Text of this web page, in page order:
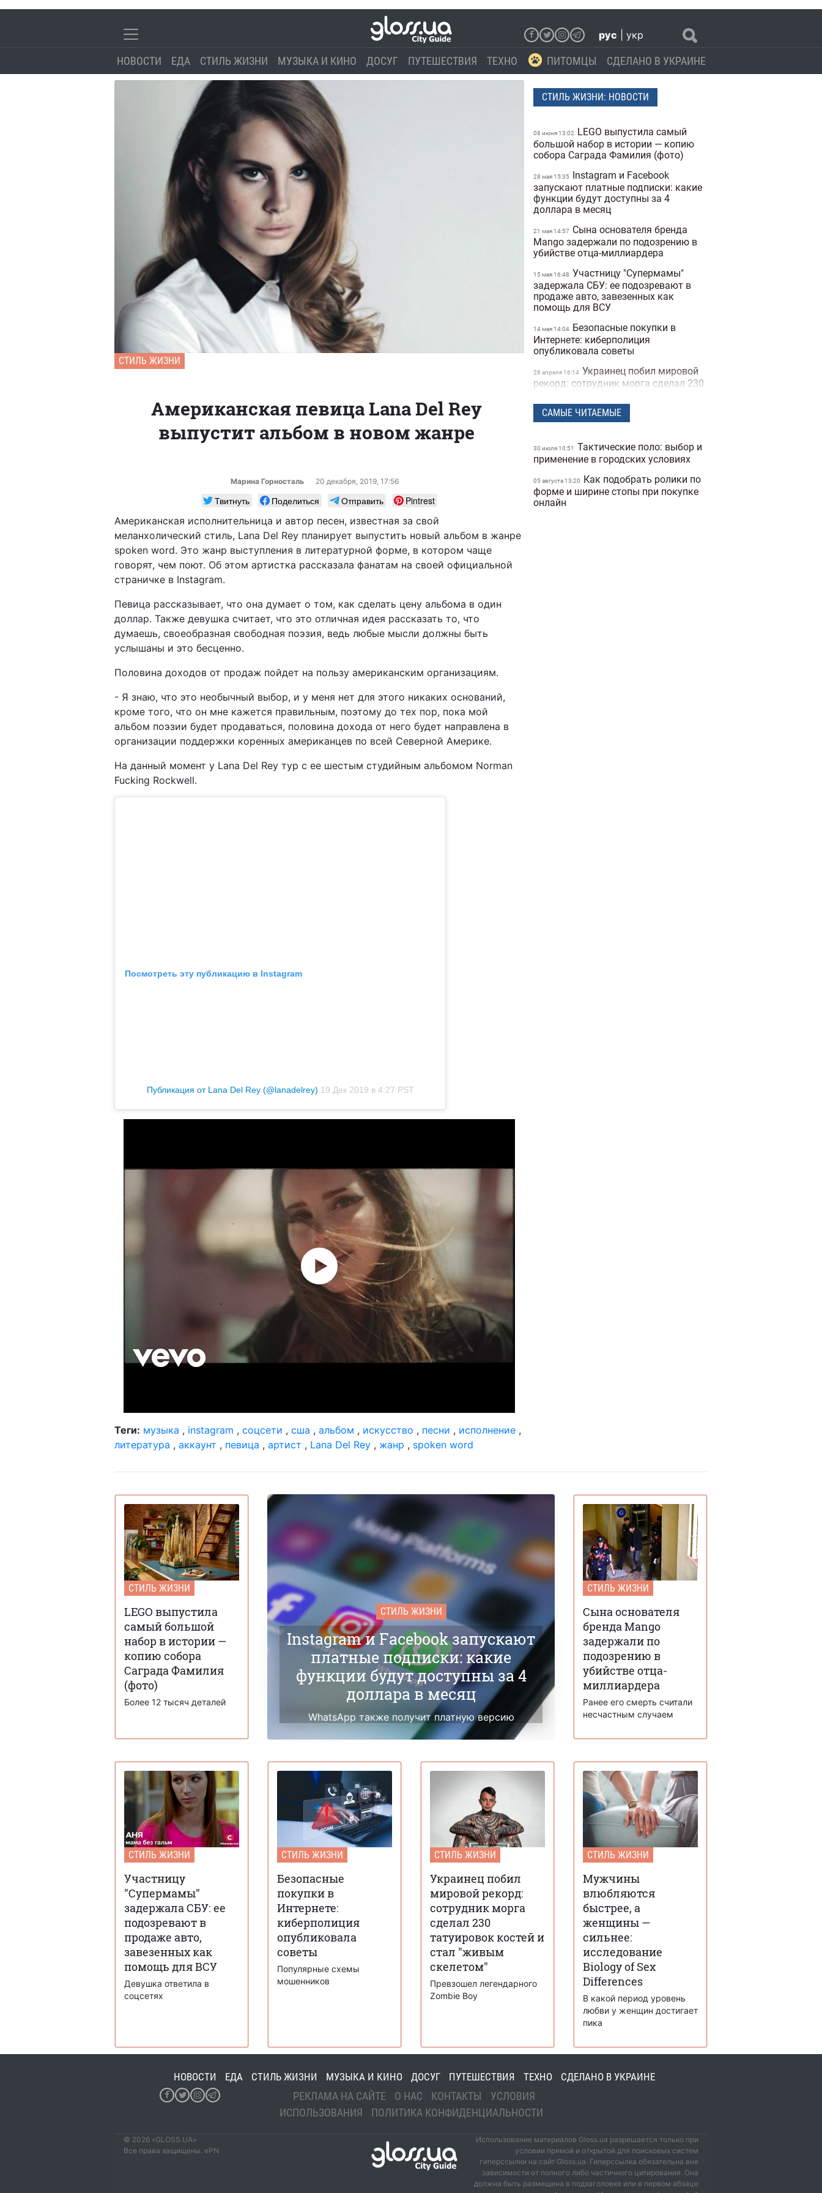
рус укр
НОВОСТИ ЕДА СТИЛЬ ЖИЗНИ МУЗЫКА И КИНО ДОСУГ ПУТЕШЕСТВИЯ ТЕХНО ПИТОМЦЫ СДЕЛАНО В УКРАИНЕ
СТИЛЬ ЖИЗНИ
Американская певица Lana Del Rey
выпустит альбом в новом жанре
Марина Горносталь 20 декабря, 2019, 17:56
Твитнуть Поделиться Отправить
Pintrest
Американская исполнительница и автор песен, известная за свой
меланхолический стиль, Lana Del Rey планирует выпустить новый альбом в жанре
spoken word. Это жанр выступления в литературной форме, в котором чаще
говорят, чем поют. Об этом артистка рассказала фанатам на своей официальной
страничке в Instagram.
Певица рассказывает, что она думает о том, как сделать цену альбома в один
доллар. Также девушка считает, что это отличная идея рассказать то, что
думаешь, своеобразная свободная поэзия, ведь любые мысли должны быть
услышаны и это бесценно.
Половина доходов от продаж пойдет на пользу американским организациям.
- Я знаю, что это необычный выбор, и у меня нет для этого никаких оснований,
кроме того, что он мне кажется правильным, поэтому до тех пор, пока мой
альбом поэзии будет продаваться, половина дохода от него будет направлена ​​в
организации поддержки коренных американцев по всей Северной Америке.
На данный момент у Lana Del Rey тур с ее шестым студийным альбомом Norman
Fucking Rockwell.
Посмотреть эту публикацию в Instagram
Публикация от Lana Del Rey (@lanadelrey) 19 Дек 2019 в 4:27 PST
Теги: музыка , instagram , соцсети , сша , альбом , искусство , песни , исполнение ,
литература , аккаунт , певица , артист , Lana Del Rey , жанр , spoken word
СТИЛЬ ЖИЗНИ: НОВОСТИ
08 июня 13:02
LEGO выпустила самый
большой набор в истории — копию
собора Саграда Фамилия (фото)
28 мая 15:35 Instagram и Facebook
запускают платные подписки: какие
функции будут доступны за 4
доллара в месяц
21 мая 14:57
Сына основателя бренда
Mango задержали по подозрению в
убийстве отца-миллиардера
15 мая 16:48 Участницу "Супермамы"
задержала СБУ: ее подозревают в
продаже авто, завезенных как
помощь для ВСУ
14 мая 14:04 Безопасные покупки в
Интернете: киберполиция
опубликовала советы
28 апреля 16:14 Украинец побил мировой
рекорд: сотрудник морга сделал 230
скелетом"
Мужчины влюбляются
исследование Biology of Sex
Differences
25 февраля 17:25
Ученые открыли мутацию
гена, который снижает желание
курить
САМЫЕ ЧИТАЕМЫЕ
30 июля 10:51
Тактические поло: выбор и
применение в городских условиях
05 августа 13:20
Как подобрать ролики по
форме и ширине стопы при покупке
онлайн
СТИЛЬ ЖИЗНИ
LEGO выпустила
самый большой
набор в истории —
копию собора
Саграда Фамилия
(фото)
Более 12 тысяч деталей
СТИЛЬ ЖИЗНИ
Instagram и Facebook запускают
платные подписки: какие
функции будут доступны за 4
доллара в месяц
WhatsApp также получит платную версию
СТИЛЬ ЖИЗНИ
Сына основателя
бренда Mango
задержали по
подозрению в
убийстве отца-
миллиардера
Ранее его смерть считали
несчастным случаем
СТИЛЬ ЖИЗНИ
Участницу
"Супермамы"
задержала СБУ: ее
подозревают в
продаже авто,
завезенных как
помощь для ВСУ
Девушка ответила в
соцсетях
СТИЛЬ ЖИЗНИ
Безопасные
покупки в
Интернете:
киберполиция
опубликовала
советы
Популярные схемы
мошенников
СТИЛЬ ЖИЗНИ
Украинец побил
мировой рекорд:
сотрудник морга
сделал 230
татуировок костей и
стал "живым
скелетом"
Превзошел легендарного
Zombie Boy
СТИЛЬ ЖИЗНИ
Мужчины
влюбляются
быстрее, а
женщины —
сильнее:
исследование
Biology of Sex
Differences
В какой период уровень
любви у женщин достигает
пика
НОВОСТИ ЕДА СТИЛЬ ЖИЗНИ МУЗЫКА И КИНО ДОСУГ ПУТЕШЕСТВИЯ ТЕХНО СДЕЛАНО В УКРАИНЕ
РЕКЛАМА НА САЙТЕ О НАС КОНТАКТЫ
УСЛОВИЯ
ИСПОЛЬЗОВАНИЯ
ПОЛИТИКА КОНФИДЕНЦИАЛЬНОСТИ
© 2026 «GLOSS.UA»
Все права защищены. ePN
Использование материалов Gloss.ua разрешается только при
условии прямой и открытой для поисковых систем
гиперссылки на сайт Gloss.ua. Гиперссылка обязательна вне
зависимости от полного либо частичного цитирования. Она
должна быть размещена в подзаголовке или в первом абзаце